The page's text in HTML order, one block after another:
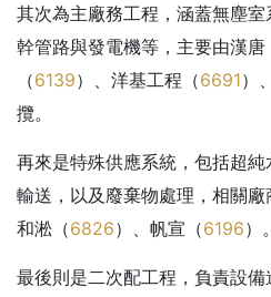
其次為主廠務工程，涵蓋無塵
幹管路與發電機等，主要由漢唐
（6139）、洋基工程（6691）
攬。
再來是特殊供應系統，包括超
輸送，以及廢棄物處理，相關廠
和淞（6826）、帆宣（6196）。
最後則是二次配工程，負責設